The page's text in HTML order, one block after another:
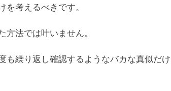
考えるべきです。
方法では叶いません。
も繰り返し確認するようなバカな真似だけ